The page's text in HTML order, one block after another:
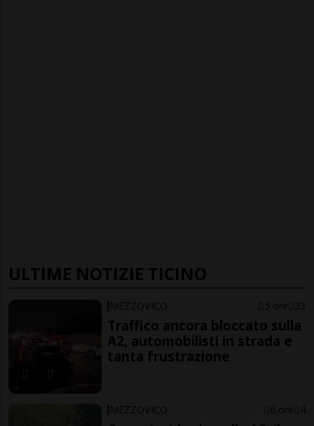
ULTIME NOTIZIE TICINO
MEZZOVICO 5 ore 33
Traffico ancora bloccato sulla
A2, automobilisti in strada e
tanta frustrazione
MEZZOVICO 6 ore 4